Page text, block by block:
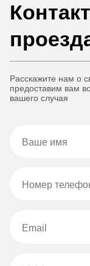
Расскажите нам о
предоставим вам
вашего случая